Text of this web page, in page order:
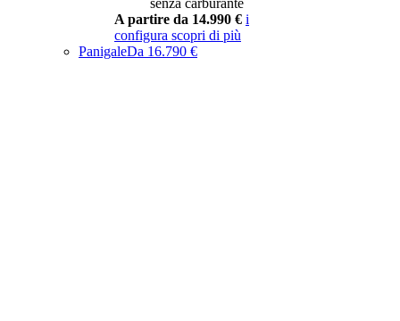
senza carburante
A partire da 14.990 € i
configura scopri di più
PanigaleDa 16.790 €